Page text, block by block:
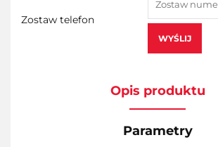
Zostaw telefon
WYŚLIJ
Opis produktu
Parametry